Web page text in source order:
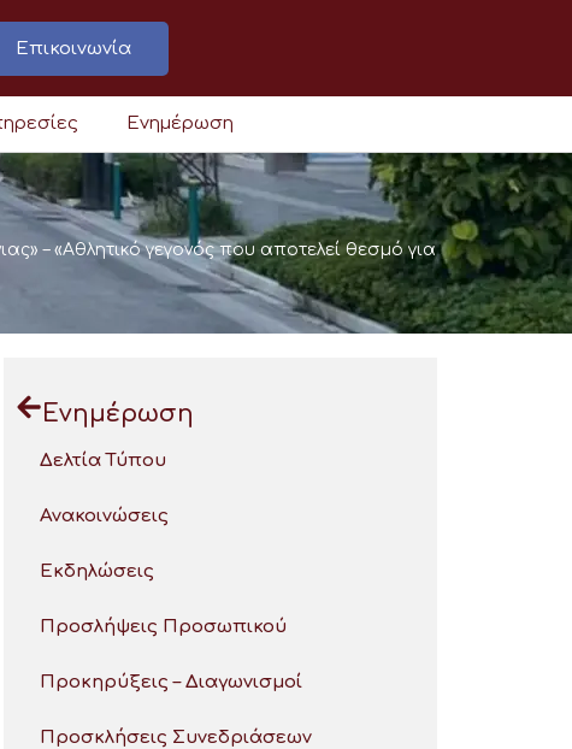
Επικοινωνία
Ενημέρωση
– «Αθλητικό γεγονός που αποτελεί θεσμό για
Ενημέρωση
Δελτία Τύπου
Ανακοινώσεις
Εκδηλώσεις
Προσλήψεις Προσωπικού
Προκηρύξεις – Διαγωνισμοί
Προσκλήσεις Συνεδριάσεων